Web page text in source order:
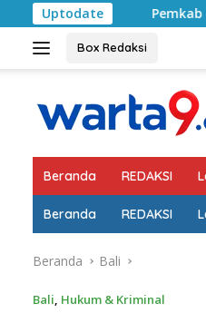
Uptodate
Pemkab Lampung Selatan
Box Redaksi
Beranda REDAKSI
Beranda REDAKSI
Beranda Bali
Bali, Hukum & Kriminal